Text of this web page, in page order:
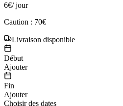
6€/ jour
Caution : 70€
Livraison disponible
Début
Ajouter
Fin
Ajouter
Choisir des dates